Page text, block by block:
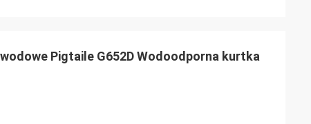
Pigtaile G652D Wodoodporna kurtka